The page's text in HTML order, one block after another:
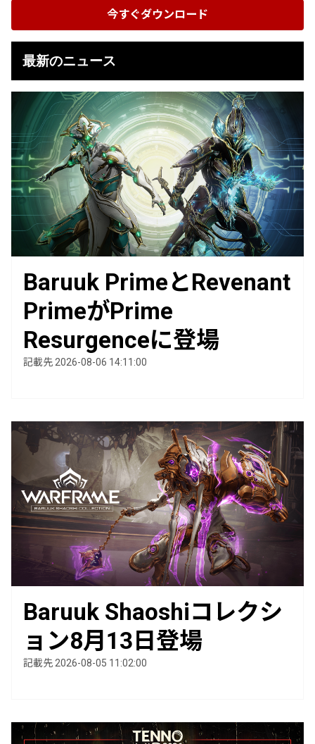
今すぐダウンロード
最新のニュース
Baruuk PrimeとRevenant
PrimeがPrime
Resurgenceに登場
記載先 2026-08-06 14:11:00
Baruuk Shaoshiコレクシ
ョン8月13日登場
記載先 2026-08-05 11:02:00